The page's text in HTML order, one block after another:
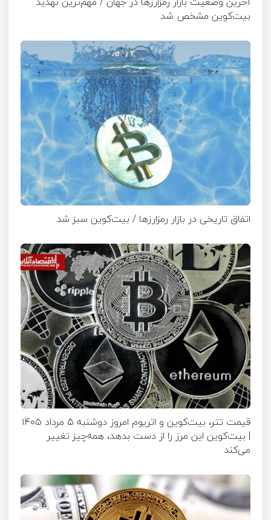
بیت‌کوین مشخص شد
اتفاق تاریخی در بازار رمزارزها / بیت‌کوین سبز شد
قیمت تتر، بیت‌کوین و اتریوم امروز دوشنبه ۵ مرداد ۱۴۰۵
| بیت‌کوین این مرز را از دست بدهد، همه‌چیز تغییر
می‌کند